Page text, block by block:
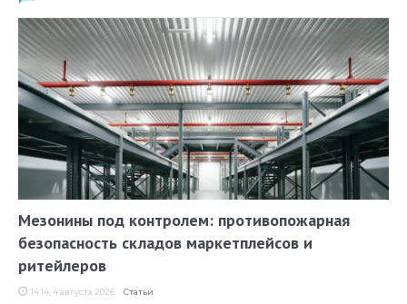
Мезонины под контролем: противопожарная
безопасность складов маркетплейсов и
ритейлеров
14:14, 4 августа 2026 Статьи